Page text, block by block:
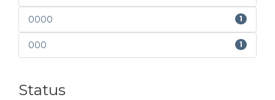
0000 1
000 1
Status